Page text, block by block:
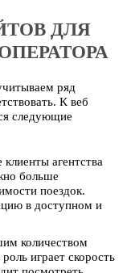
ДЛЯ
ряд
К веб
следующие
агентства
больше
поездок.
в доступном и
количеством
играет скорость